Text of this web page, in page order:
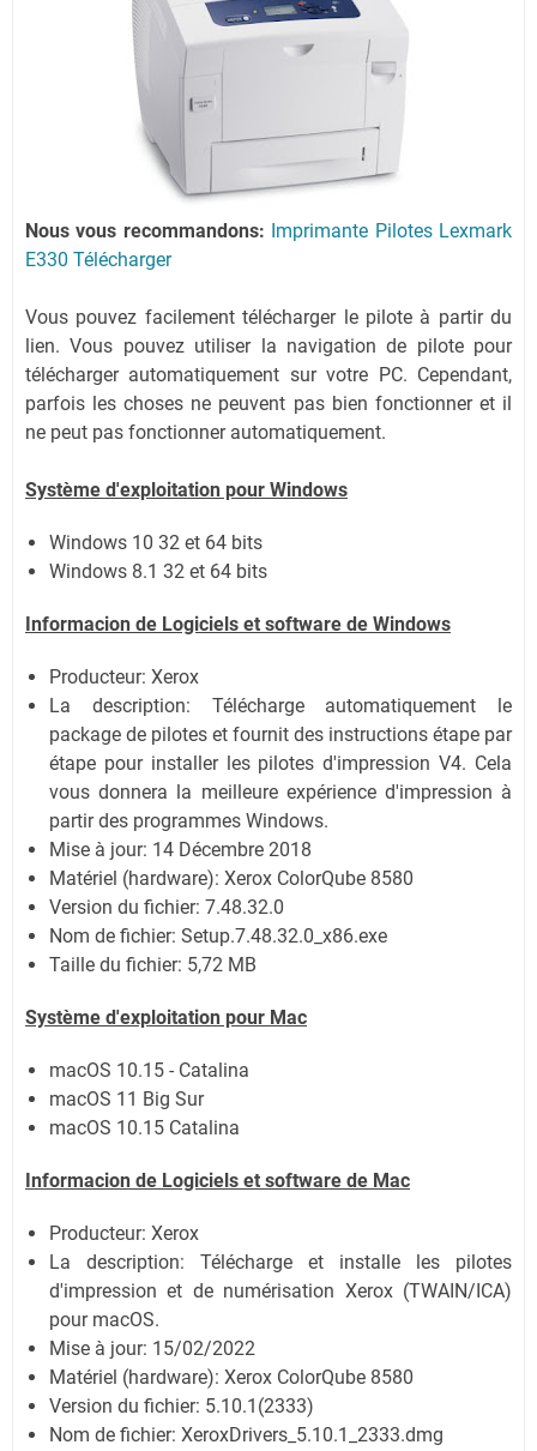
Nous vous recommandons: Imprimante Pilotes Lexmark
E330 Télécharger
Vous pouvez facilement télécharger le pilote à partir du
lien.Vous pouvez utiliser la navigation de pilote pour
télécharger automatiquement sur votre PC. Cependant,
parfois les choses ne peuvent pas bien fonctionner et il
ne peut pas fonctionner automatiquement.
Système d'exploitation pour Windows
Windows 10 32 et 64 bits
Windows 8.1 32 et 64 bits
Informacion de Logiciels et software de Windows
Producteur: Xerox
La description: Télécharge automatiquement le
package de pilotes et fournit des instructions étape par
étape pour installer les pilotes d'impression V4. Cela
vous donnera la meilleure expérience d'impression à
partir des programmes Windows.
Mise à jour: 14 Décembre 2018
Matériel (hardware): Xerox ColorQube 8580
Version du fichier: 7.48.32.0
Nom de fichier: Setup.7.48.32.0_x86.exe
Taille du fichier: 5,72 MB
Système d'exploitation pour Mac
macOS 10.15 - Catalina
macOS 11 Big Sur
macOS 10.15 Catalina
Informacion de Logiciels et software de Mac
Producteur: Xerox
La description: Télécharge et installe les pilotes
d'impression et de numérisation Xerox (TWAIN/ICA)
pour macOS.
Mise à jour: 15/02/2022
Matériel (hardware): Xerox ColorQube 8580
Version du fichier: 5.10.1(2333)
Nom de fichier: XeroxDrivers_5.10.1_2333.dmg